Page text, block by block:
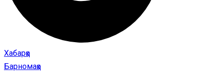
Хабарҳо
Барномаҳо